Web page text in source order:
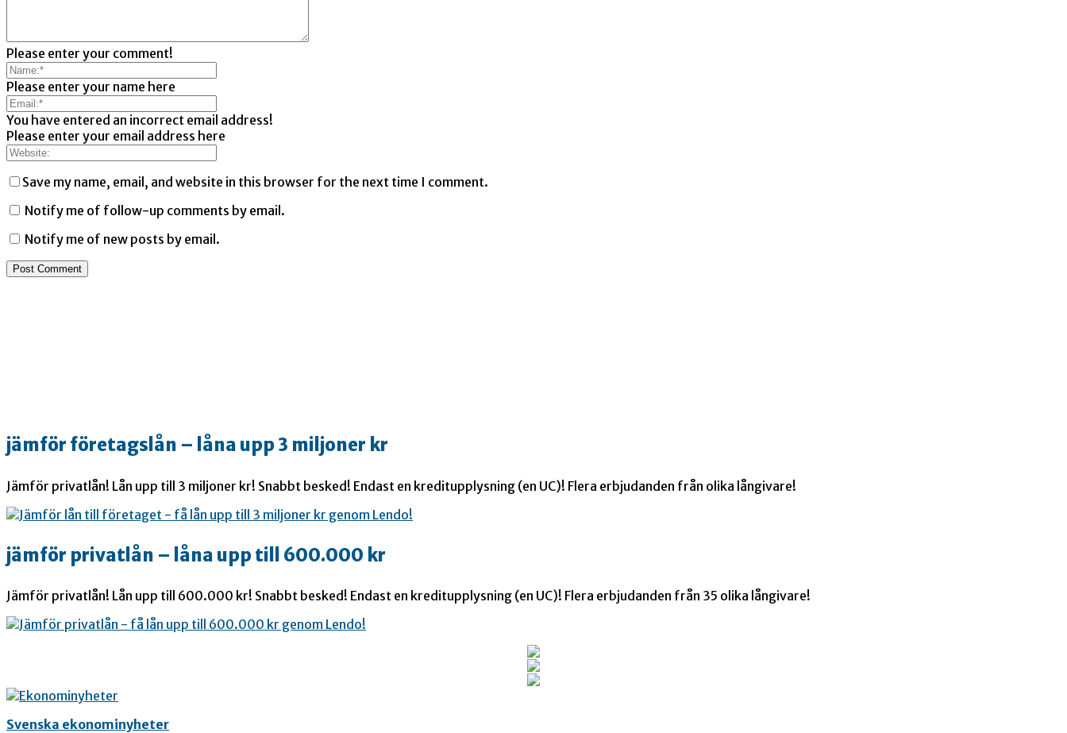
Please enter your comment!
Please enter your name here
You have entered an incorrect email address!
Please enter your email address here
Save my name, email, and website in this browser for the next time I comment.
Notify me of follow-up comments by email.
Notify me of new posts by email.
jämför företagslån – låna upp 3 miljoner kr
Jämför privatlån! Lån upp till 3 miljoner kr! Snabbt besked! Endast en kreditupplysning (en UC)! Flera erbjudanden från olika långivare!
jämför privatlån – låna upp till 600.000 kr
Jämför privatlån! Lån upp till 600.000 kr! Snabbt besked! Endast en kreditupplysning (en UC)! Flera erbjudanden från 35 olika långivare!
Svenska ekonominyheter